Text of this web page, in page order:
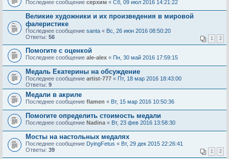
Последнее сообщение серхим « Сб, 09 июл 2016 14:21:22
Великие художники и их произведения в мировой
фалеристике
Последнее сообщение santa « Вс, 26 июн 2016 08:50:20
Ответы: 56 1 2
Помогите с оценкой
Последнее сообщение ale-alex « Пн, 30 май 2016 17:59:15
Медаль Екатерины на обсуждение
Последнее сообщение artist-777 « Пт, 18 мар 2016 18:43:00
Ответы: 9
Медали в акриле
Последнее сообщение flamen « Вт, 15 мар 2016 10:50:36
Помогите определить стоимость медали
Последнее сообщение Nadina « Вт, 23 фев 2016 13:58:30
Мосты на настольных медалях
Последнее сообщение DyingFetus « Вт, 29 дек 2015 22:26:41
Ответы: 39 1 2